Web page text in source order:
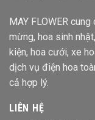
MAY FLOWER
mừng, hoa sinh
kiện, hoa cưới, xe
dịch vụ điện hoa
cả hợp lý.
LIÊN HỆ